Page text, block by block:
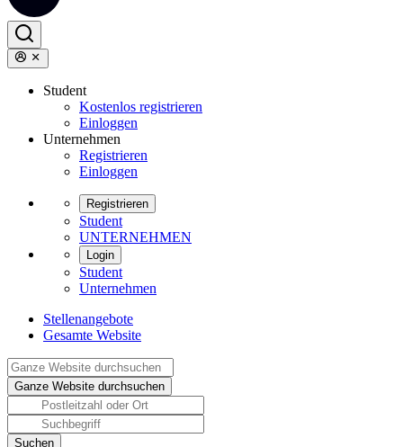
Student
Kostenlos registrieren
Einloggen
Unternehmen
Registrieren
Einloggen
Registrieren
Student
UNTERNEHMEN
Login
Student
Unternehmen
Stellenangebote
Gesamte Website